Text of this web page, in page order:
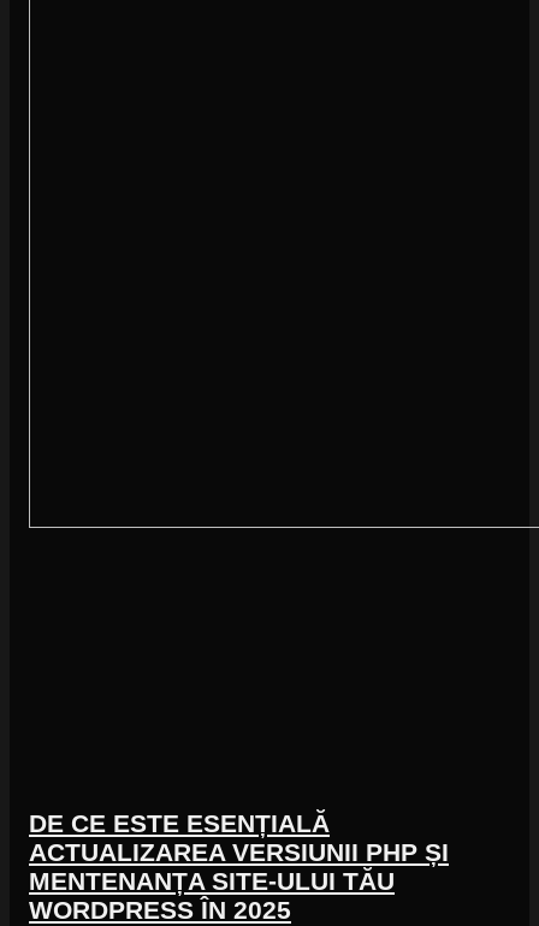
DE CE ESTE ESENȚIALĂ
ACTUALIZAREA VERSIUNII PHP ȘI
MENTENANȚA SITE-ULUI TĂU
WORDPRESS ÎN 2025